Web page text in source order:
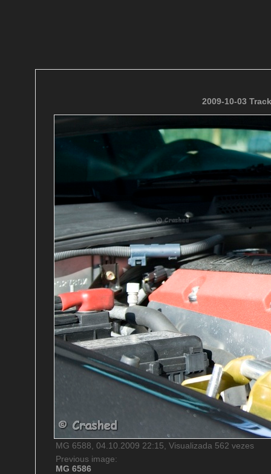
2009-10-03
MG 6588, 04.10.2009 22:15, Visualizada 562 vezes
Previous image:
MG 6586